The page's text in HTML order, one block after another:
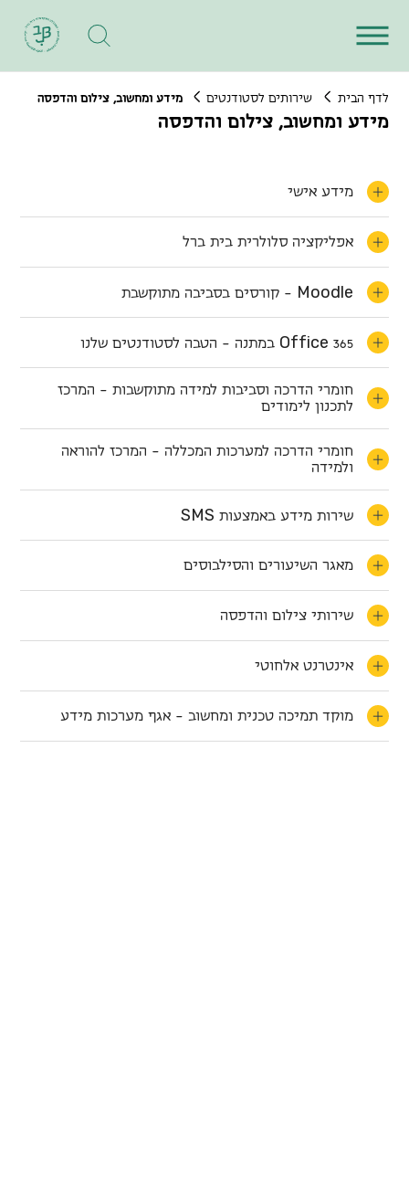
לדף הבית שירותים לסטודנטים מידע ומחשוב, צילום והדפסה
מידע ומחשוב, צילום והדפסה
מידע אישי
אפליקציה סלולרית בית ברל
Moodle - קורסים בסביבה מתוקשבת
Office 365 במתנה - הטבה לסטודנטים שלנו
חומרי הדרכה וסביבות למידה מתוקשבות - המרכז
לתכנון לימודים
חומרי הדרכה למערכות המכללה - המרכז להוראה
ולמידה
שירות מידע באמצעות SMS
מאגר השיעורים והסילבוסים
שירותי צילום והדפסה
אינטרנט אלחוטי
מוקד תמיכה טכנית ומחשוב - אגף מערכות מידע